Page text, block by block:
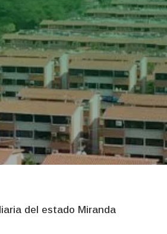

PROFESIONALES

AFÍLIESE
del estado Miranda